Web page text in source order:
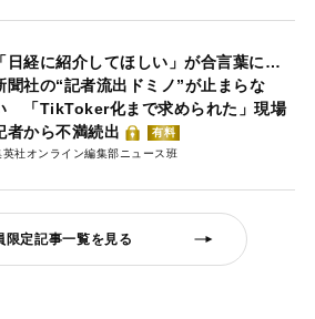
「日経に紹介してほしい」が合言葉に…
聞社の“記者流出ドミノ”が止まらな
「TikToker化まで求められた」現場
者から不満続出
有料
英社オンライン編集部ニュース班
限定記事一覧を見る